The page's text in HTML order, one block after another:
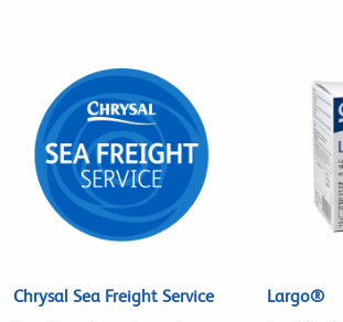
Chrysal Sea Freight Service Largo®